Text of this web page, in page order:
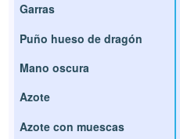
Garras
Puño hueso de dragón
Mano oscura
Azote
Azote con muescas